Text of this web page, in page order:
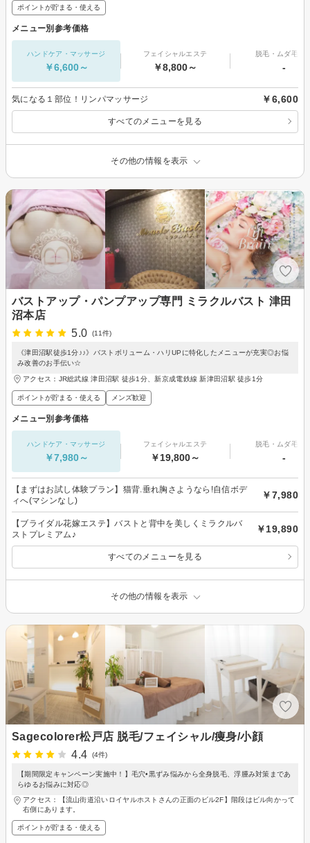
ポイントが貯まる・使える
メニュー別参考価格
ハンドケア・マッサージ
￥6,600～
フェイシャルエステ
￥8,800～
脱毛・ムダ毛処
-
気になる１部位！リンパマッサージ ￥6,600
すべてのメニューを見る
その他の情報を表示
バストアップ・パンプアップ専門 ミラクルバスト 津田
沼本店
5.0
(11件)
《津田沼駅徒歩1分♪♪》バストボリューム・ハリUPに特化したメニューが充実◎お悩
み改善のお手伝い☆
アクセス：JR総武線 津田沼駅 徒歩1分、新京成電鉄線 新津田沼駅 徒歩1分
ポイントが貯まる・使える メンズ歓迎
メニュー別参考価格
ハンドケア・マッサージ
￥7,980～
フェイシャルエステ
￥19,800～
脱毛・ムダ毛処
-
【まずはお試し体験プラン】猫背.垂れ胸さようなら!自信ボデ
ィへ(マシンなし)
￥7,980
【ブライダル花嫁エステ】バストと背中を美しくミラクルバ
ストプレミアム♪
￥19,890
すべてのメニューを見る
その他の情報を表示
Sagecolorer松戸店 脱毛/フェイシャル/痩身/小顔
4.4
(4件)
【期間限定キャンペーン実施中！】毛穴•黒ずみ悩みから全身脱毛、浮腫み対策まであ
らゆるお悩みに対応◎
アクセス：【流山街道沿いロイヤルホストさんの正面のビル2F】階段はビル向かって
右側にあります。
ポイントが貯まる・使える